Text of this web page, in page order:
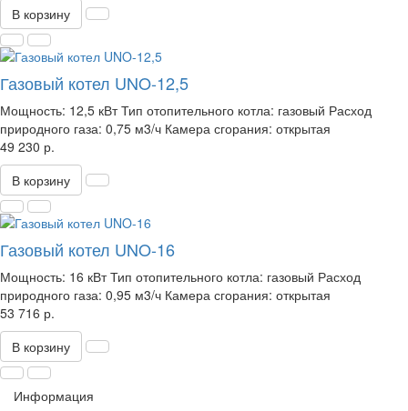
В корзину
Газовый котел UNO-12,5
Мощность: 12,5 кВт Тип отопительного котла: газовый Расход
природного газа: 0,75 м3/ч Камера сгорания: открытая
49 230 р.
В корзину
Газовый котел UNO-16
Мощность: 16 кВт Тип отопительного котла: газовый Расход
природного газа: 0,95 м3/ч Камера сгорания: открытая
53 716 р.
В корзину
Информация